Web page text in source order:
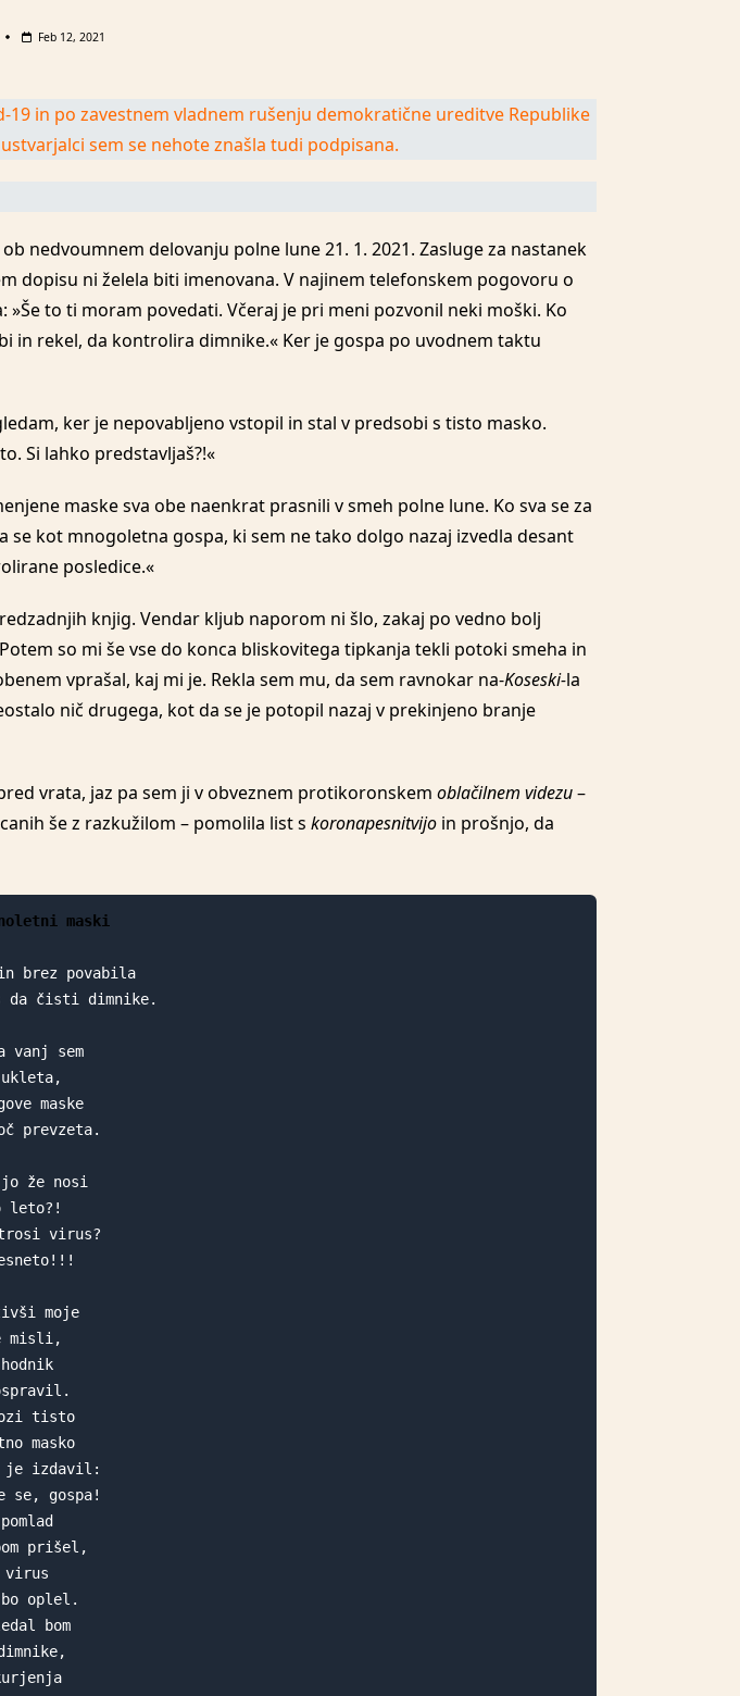
Feb 12, 2021
in po zavestnem vladnem rušenju demokratične ureditve Republike
sem se nehote znašla tudi podpisana.
nedvoumnem delovanju polne lune 21. 1. 2021. Zasluge za nastanek
dopisu ni želela biti imenovana. V najinem telefonskem pogovoru o
to ti moram povedati. Včeraj je pri meni pozvonil neki moški. Ko
in rekel, da kontrolira dimnike.« Ker je gospa po uvodnem taktu
ker je nepovabljeno vstopil in stal v predsobi s tisto masko.
Si lahko predstavljaš?!«
maske sva obe naenkrat prasnili v smeh polne lune. Ko sva se za
kot mnogoletna gospa, ki sem ne tako dolgo nazaj izvedla desant
posledice.«
knjig. Vendar kljub naporom ni šlo, zakaj po vedno bolj
Potem so mi še vse do konca bliskovitega tipkanja tekli potoki smeha in
vprašal, kaj mi je. Rekla sem mu, da sem ravnokar na-Koseski-la
nič drugega, kot da se je potopil nazaj v prekinjeno branje
vrata, jaz pa sem ji v obveznem protikoronskem oblačilnem videzu–
še z razkužilom – pomolila list s koronapesnitvijo in prošnjo, da
maski